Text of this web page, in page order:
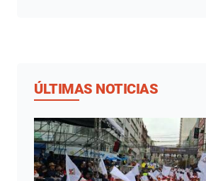
ÚLTIMAS NOTICIAS